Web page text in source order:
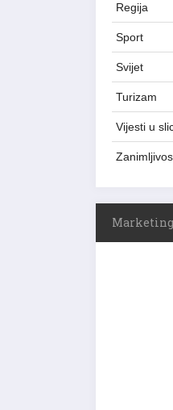
Regija
Sport
Svijet
Turizam
Vijesti u
Marketing